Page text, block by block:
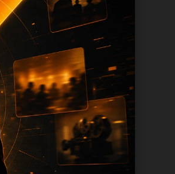
、入口路径和延
搜索体验看，用户
门推荐、上一篇下
、相关